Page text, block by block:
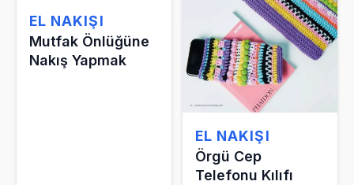
EL NAKIŞI
Mutfak Önlüğüne
Nakış Yapmak
EL NAKIŞI
Örgü Cep
Telefonu Kılıfı